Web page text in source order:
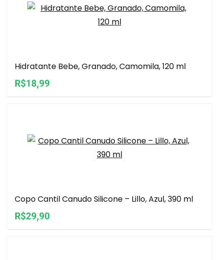
Hidratante Bebe, Granado, Camomila, 120 ml
R$18,99
Copo Cantil Canudo Silicone – Lillo, Azul, 390 ml
R$29,90